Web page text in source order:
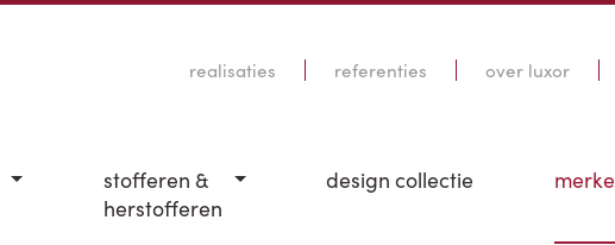
realisaties referenties over luxor
stofferen &
herstofferen
design collectie